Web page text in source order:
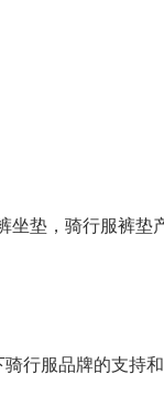
垫，骑行服裤垫
行服品牌的支持